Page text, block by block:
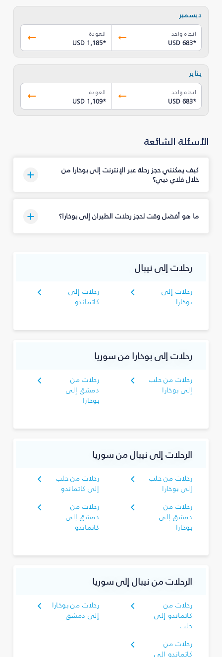
ديسمبر
اتجاه واحد
USD 683*
العودة
USD 1,185*
يناير
اتجاه واحد
USD 683*
العودة
USD 1,109*
الأسئلة الشائعة
كيف يمكنني حجز رحلة عبر الإنترنت إلى بوخارا من
خلال فلاي دبي؟
ما هو أفضل وقت لحجز رحلات الطيران إلى بوخارا؟
رحلات إلى نيبال
رحلات إلى
بوخارا
رحلات إلى
كاتماندو
رحلات إلى بوخارا من سوريا
رحلات من حلب
إلى بوخارا
رحلات من
دمشق إلى
بوخارا
الرحلات إلى نيبال من سوريا
رحلات من حلب
إلى بوخارا
رحلات من حلب
إلى كاتماندو
رحلات من
دمشق إلى
بوخارا
رحلات من
دمشق إلى
كاتماندو
الرحلات من نيبال إلى سوريا
رحلات من
كاتماندو إلى
حلب
رحلات من بوخارا
إلى دمشق
رحلات من
كاتماندو إلى